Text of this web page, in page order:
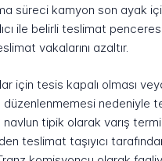
süreci kamyon son ayak
ile belirli teslimat
vakalarını azaltır.
için tesis kapalı olması
düzenlenmemesi nedeniyle
tipik olarak varış
teslimat taşıyıcı